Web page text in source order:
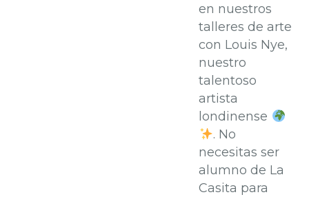
en nuestros
talleres de arte
con Louis Nye,
nuestro
talentoso
artista
londinense
. No
necesitas ser
alumno de La
Casita para